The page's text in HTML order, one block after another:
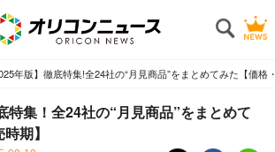
年版】徹底特集!全24社の“月見商品”をまとめてみた【価格
特集！全24社の“月見商品”をまとめて
期】